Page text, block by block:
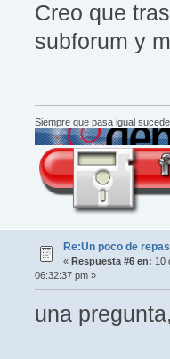
Creo que
subforum y
Siempre que pasa igual
Re:Un poco de
« Respuesta #6 en: 10
06:32:37 pm »
una